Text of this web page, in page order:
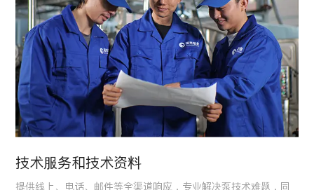
技术服务和技术资料
提供线上、电话、邮件等全渠道响应，专业解决泵技术难题，同